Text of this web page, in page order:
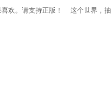
。请支持正版！    这个世界，抽